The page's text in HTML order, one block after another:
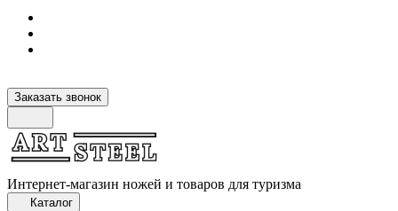
Заказать звонок
Интернет-магазин ножей и товаров для туризма
Каталог